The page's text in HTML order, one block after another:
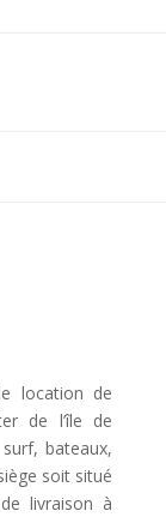
location de
de l’île de
bateaux,
soit situé
livraison à